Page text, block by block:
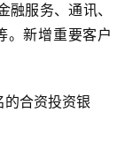
服务、通讯、
。新增重要客户
合资投资银